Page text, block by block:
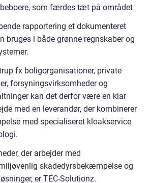
som færdes tæt på området
rapportering et dokumenteret
bruges i både grønne regnskaber og
fx boligorganisationer, private
forsyningsvirksomheder og
kan det derfor være en klar
med en leverandør, der kombinerer
med specialiseret kloakservice
der arbejder med
skadedyrsbekæmpelse og
er TEC-Solutionz.